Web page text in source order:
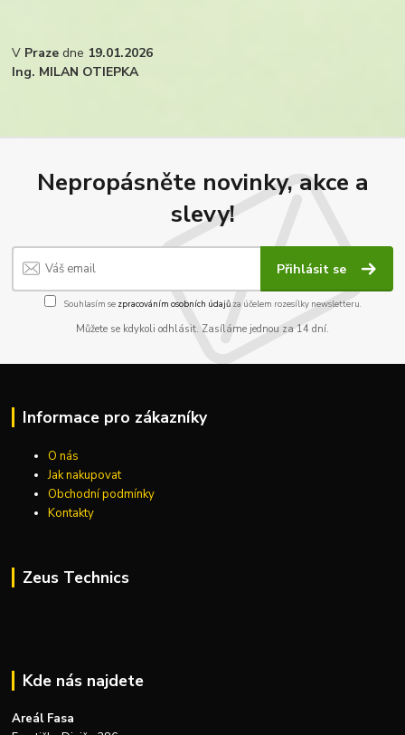
V Praze dne 19.01.2026
Ing. MILAN OTIEPKA
Nepropásněte novinky, akce a
slevy!
Přihlásit se
Souhlasím se zpracováním osobních údajůza účelem rozesílky newsletteru.
Můžete se kdykoli odhlásit. Zasíláme jednou za 14 dní.
Informace pro zákazníky
O nás
Jak nakupovat
Obchodní podmínky
Kontakty
Zeus Technics
Kde nás najdete
Areál Fasa